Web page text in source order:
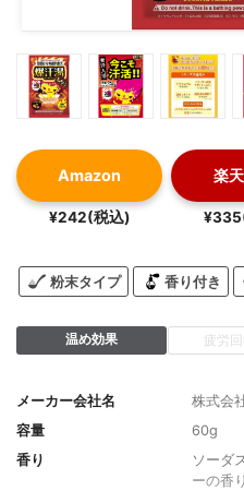
Amazon
¥242(税込)
楽
粉末タイプ 香り付き
温め効果 疲労
メーカー会社名
株式会
容量
60g
香り
ソーダ
ーの香